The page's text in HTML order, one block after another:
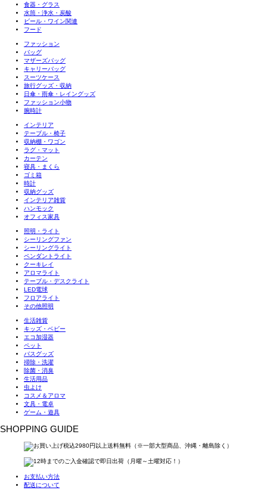
食器・グラス
水筒・浄水・炭酸
ビール・ワイン関連
フード
ファッション
バッグ
マザーズバッグ
キャリーバッグ
スーツケース
旅行グッズ・収納
日傘・雨傘・レイングッズ
ファッション小物
腕時計
インテリア
テーブル・椅子
収納棚・ワゴン
ラグ・マット
カーテン
寝具・まくら
ゴミ箱
時計
収納グッズ
インテリア雑貨
ハンモック
オフィス家具
照明・ライト
シーリングファン
シーリングライト
ペンダントライト
クーキレイ
アロマライト
テーブル・デスクライト
LED電球
フロアライト
その他照明
生活雑貨
キッズ・ベビー
エコ加湿器
ペット
バスグッズ
掃除・洗濯
除菌・消臭
生活用品
虫よけ
コスメ＆アロマ
文具・電卓
ゲーム・遊具
SHOPPING GUIDE
お支払い方法
配送について